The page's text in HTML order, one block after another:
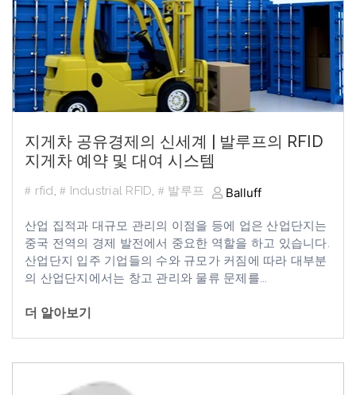
지게차 공유경제의 신세계 | 발루프의 RFID
지게차 예약 및 대여 시스템
rfid , Industrial RFID, 발루프 Balluff
산업 집적과 대규모 관리의 이점을 등에 업은 산업단지는
중국 전역의 경제 발전에서 중요한 역할을 하고 있습니다.
산업단지 입주 기업들의 수와 규모가 커짐에 따라 대부분
의 산업단지에서는 창고 관리와 물류 문제를...
더 알아보기